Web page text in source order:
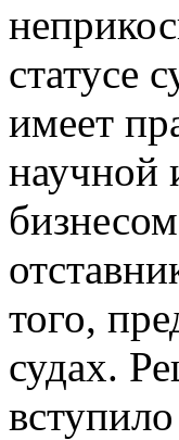
статусе
имеет
научной
того,
судах.